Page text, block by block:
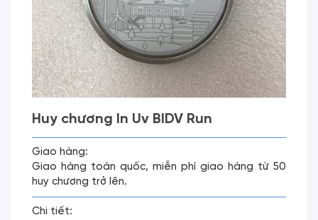
Huy chương In Uv BIDV Run
Giao hàng:
Giao hàng toàn quốc, miễn phí giao hàng từ 50
huy chương trở lên.
Chi tiết: